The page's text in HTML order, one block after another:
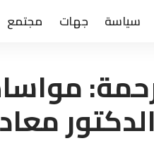
سياسة جهات مجتمع